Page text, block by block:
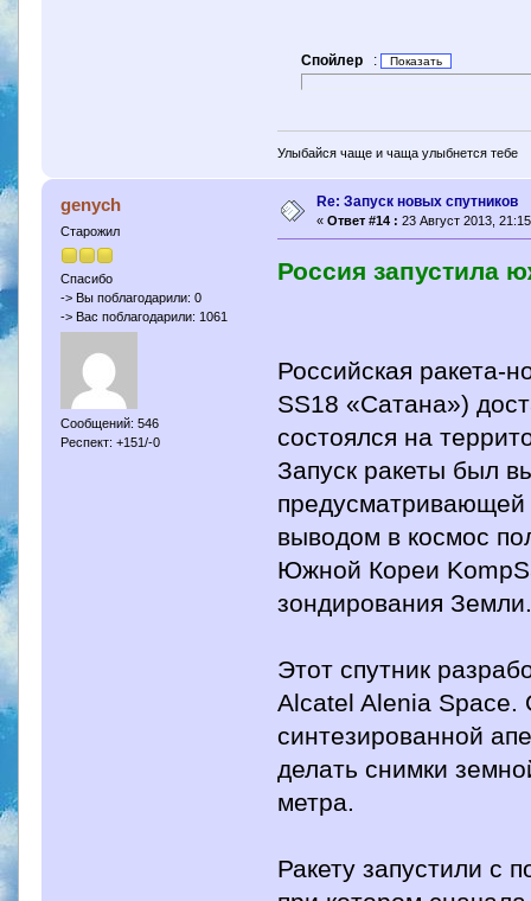
Спойлер :
Улыбайся чаще и чаща улыбнется тебе
genych
Старожил
Спасибо
-> Вы поблагодарили: 0
-> Вас поблагодарили: 1061
Сообщений: 546
Респект: +151/-0
Re: Запуск новых спутников
« Ответ #14 : 23 Август 2013,
Россия запустила
Российская
SS18 «Сатана»)
состоялся на
Запуск ракеты был
предусматривающей
выводом в космос
Южной Кореи
зондирования
Этот спутник
Alcatel Alenia
синтезированной
делать снимки
метра.
Ракету запустили с